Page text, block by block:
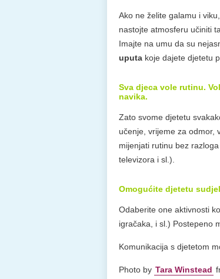
Ako ne želite galamu i
nastojte atmosferu učiniti
Imajte na umu da su
uputa koje dajete djetetu
Sva djeca vole rutinu.
navika.
Zato svome djetetu
učenje, vrijeme za odmor,
mijenjati rutinu bez
televizora i sl.).
Omogućite djetetu
Odaberite one aktivnosti
igračaka, i sl.) Postepeno
Komunikacija s djetetom
Photo by Tara Winstead